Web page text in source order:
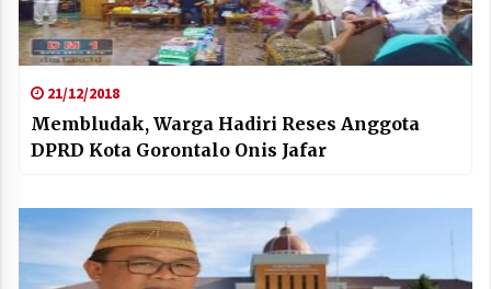
21/12/2018
Membludak, Warga Hadiri Reses Anggota
DPRD Kota Gorontalo Onis Jafar